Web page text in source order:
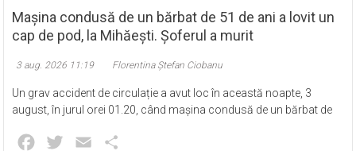
Mașina condusă de un bărbat de 51 de ani a lovit un
cap de pod, la Mihăești. Șoferul a murit
3 aug. 2026 11:19 Florentina Ștefan Ciobanu
Un grav accident de circulație a avut loc în această noapte, 3
august, în jurul orei 01.20, când mașina condusă de un bărbat de
Facebook
Twitter Email